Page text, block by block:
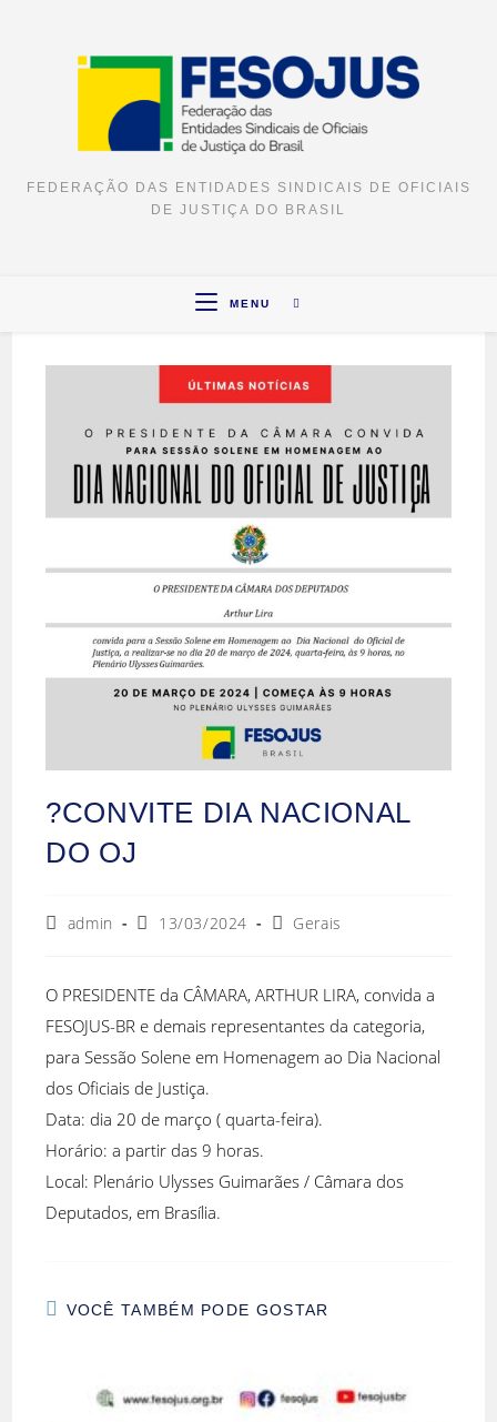
FEDERAÇÃO DAS ENTIDADES SINDICAIS DE OFICIAIS
DE JUSTIÇA DO BRASIL
MENU
?CONVITE DIA NACIONAL
DO OJ
admin 13/03/2024 Gerais
O PRESIDENTE da CÂMARA, ARTHUR LIRA, convida a
FESOJUS-BR e demais representantes da categoria,
para Sessão Solene em Homenagem ao Dia Nacional
dos Oficiais de Justiça.
Data: dia 20 de março ( quarta-feira).
Horário: a partir das 9 horas.
Local: Plenário Ulysses Guimarães / Câmara dos
Deputados, em Brasília.
VOCÊ TAMBÉM PODE GOSTAR